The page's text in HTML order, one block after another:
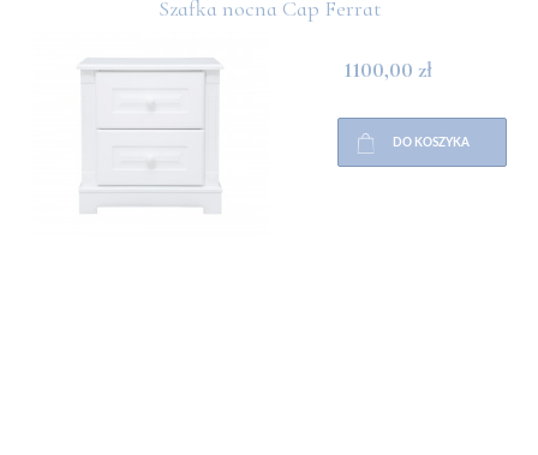
Szafka nocna Cap Ferrat
1100,00 zł
DO KOSZYKA